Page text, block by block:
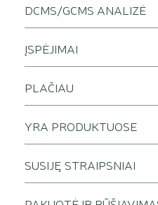
DCMS/GCMS ANALIZĖ
ĮSPĖJIMAI
PLAČIAU
YRA PRODUKTUOSE
SUSIJĘ STRAIPSNIAI